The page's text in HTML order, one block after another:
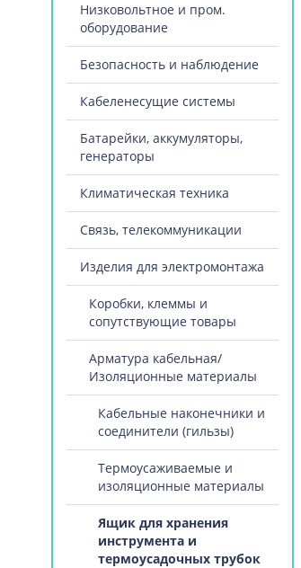
Низковольтное и пром.
оборудование
Безопасность и наблюдение
Кабеленесущие системы
Батарейки, аккумуляторы,
генераторы
Климатическая техника
Связь, телекоммуникации
Изделия для электромонтажа
Коробки, клеммы и
сопутствующие товары
Арматура кабельная/
Изоляционные материалы
Кабельные наконечники и
соединители (гильзы)
Термоусаживаемые и
изоляционные материалы
Ящик для хранения
инструмента и
термоусадочных трубок